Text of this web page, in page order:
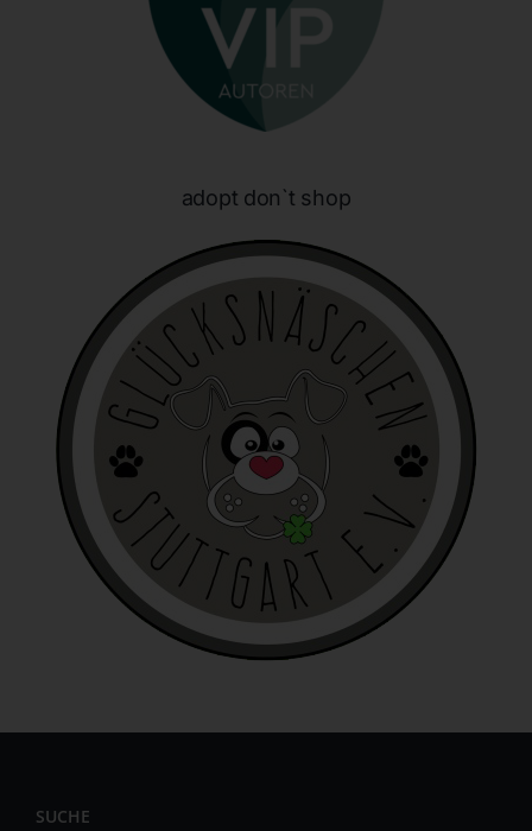
adopt don`t shop
SUCHE
b) betroffene Person
Betroffene Person ist jede identifizierte oder
identifizierbare natürliche Person, deren
personenbezogene Daten von dem für die Verarbeitung
Verfahren ausgeführte Vorgang oder jede solche
Vorgangsreihe im Zusammenhang mit
personenbezogenen Daten wie das Erheben, das
Erfassen, die Organisation, das Ordnen, die Speicherung,
die Anpassung oder Veränderung, das Auslesen, das
Abfragen, die Verwendung, die Offenlegung durch
Übermittlung, Verbreitung oder eine andere Form der
Bereitstellung, den Abgleich oder die Verknüpfung, die
Einschränkung, das Löschen oder die Vernichtung.
d) Einschränkung der Verarbeitung
Einschränkung der Verarbeitung ist die Markierung
gespeicherter personenbezogener Daten mit dem Ziel,
ihre künftige Verarbeitung einzuschränken.
e) Profiling